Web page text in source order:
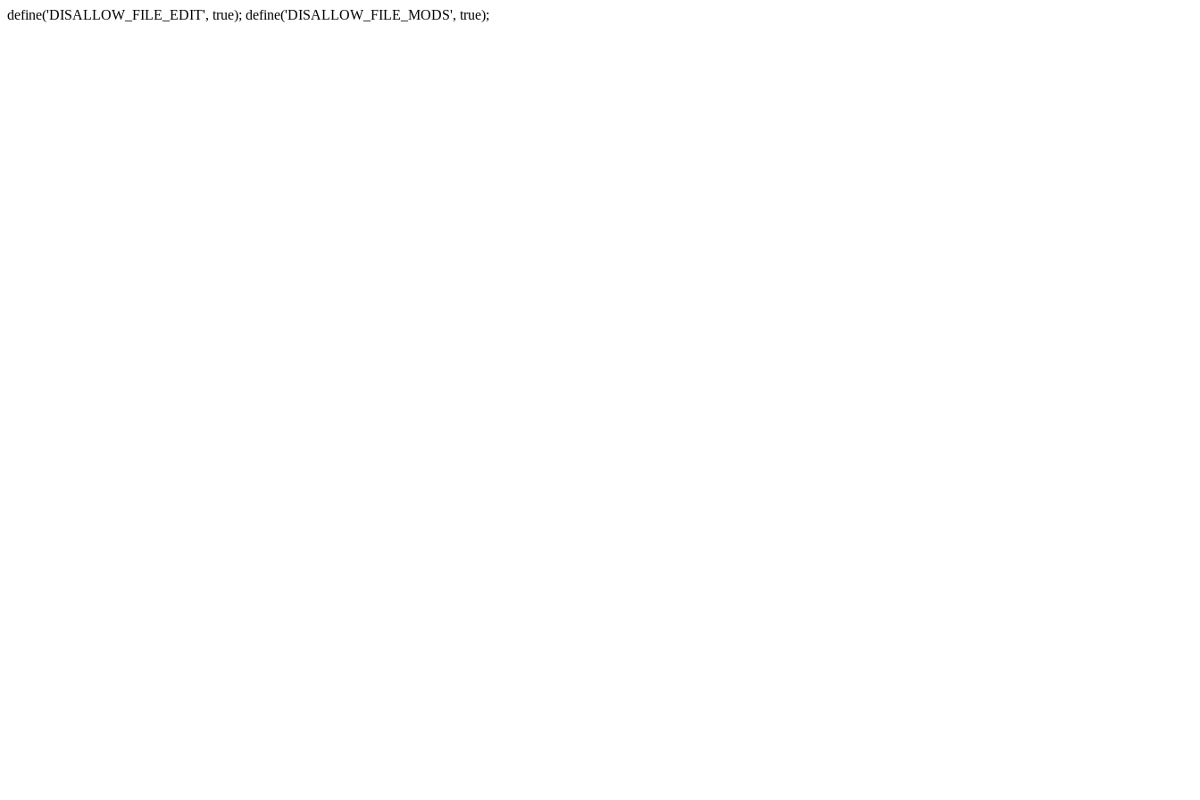
define('DISALLOW_FILE_EDIT', true); define('DISALLOW_FILE_MODS', true);